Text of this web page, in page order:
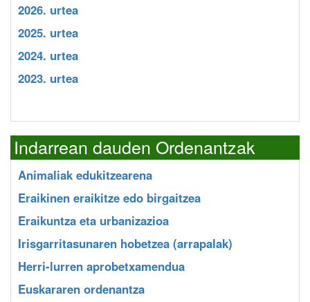
2026. urtea
2025. urtea
2024. urtea
2023. urtea
Indarrean dauden Ordenantzak
Animaliak edukitzearena
Eraikinen eraikitze edo birgaitzea
Eraikuntza eta urbanizazioa
Irisgarritasunaren hobetzea (arrapalak)
Herri-lurren aprobetxamendua
Euskararen ordenantza